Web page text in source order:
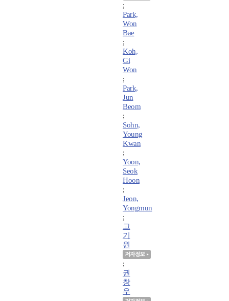
;
Park,
Won
Bae
;
Koh,
Gi
Won
;
Park,
Jun
Beom
;
Sohn,
Young
Kwan
;
Yoon,
Seok
Hoon
;
Jeon,
Yongmun
;
고
기
원
;
권
창
우